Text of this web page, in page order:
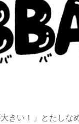
きい！」とたしな